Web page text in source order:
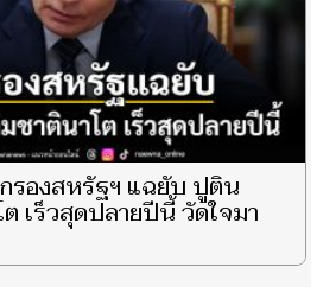
รองสหรัฐฯ แฉยับ ปูติน
เร็วสุดปลายปีนี้ วัดใจมา